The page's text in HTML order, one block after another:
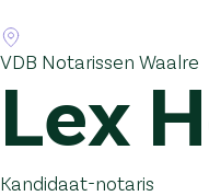
VDB Notarissen Waalre
Lex
Kandidaat-notaris